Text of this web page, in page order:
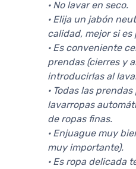
· No lavar en seco.
· Elija un jabón
calidad, mejor si es
· Es conveniente
prendas (cierres y
introducirlas al
· Todas las
lavarropas
de ropas finas.
· Enjuague muy
muy importante).
· Es ropa delicada